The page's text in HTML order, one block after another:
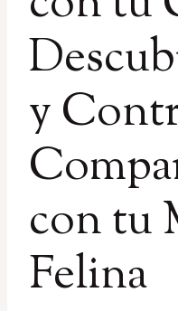
y
con tu
Felina